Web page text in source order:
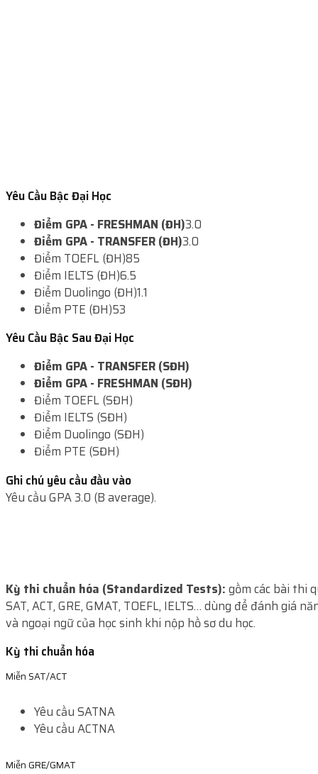
Kỳ thi chuẩn hóa (Standardized Tests): gồm các bài thi
SAT, ACT, GRE, GMAT, TOEFL, IELTS… dùng để đánh giá
và ngoại ngữ của học sinh khi nộp hồ sơ du học.
Kỳ thi chuẩn hóa
Miễn SAT/ACT
Yêu cầu SATNA
Yêu cầu ACTNA
Miễn GRE/GMAT
Yêu Cầu Bậc Đại Học
Điểm GPA - FRESHMAN (ĐH)3.0
Điểm GPA - TRANSFER (ĐH)3.0
Điểm TOEFL (ĐH)85
Điểm IELTS (ĐH)6.5
Điểm Duolingo (ĐH)1.1
Điểm PTE (ĐH)53
Yêu Cầu Bậc Sau Đại Học
Điểm GPA - TRANSFER (SĐH)
Điểm GPA - FRESHMAN (SĐH)
Điểm TOEFL (SĐH)
Điểm IELTS (SĐH)
Điểm Duolingo (SĐH)
Điểm PTE (SĐH)
Ghi chú yêu cầu đầu vào
Yêu cầu GPA 3.0 (B average).